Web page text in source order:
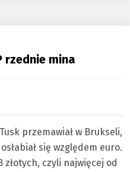
rzednie mina
przemawiał w Brukseli,
się względem euro.
złotych, czyli najwięcej od